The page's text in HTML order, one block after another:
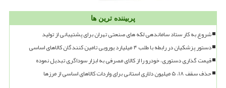
پربیننده ترین ها
شروع به کار ستاد ساماندهی لکه های صنعتی تهران برای پشتیبانی از تولید
دستور پزشکیان در رابطه با طلب ۴ میلیارد یورویی تامین کنندگان کالاهای اساسی
قیمت گذاری دستوری، خودرو را از کالای مصرفی به ابزار سوداگری تبدیل نموده
حذف سقف ۱۸، ۵ میلیون دلاری استانی برای واردات کالاهای اساسی از مرزها